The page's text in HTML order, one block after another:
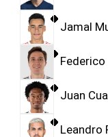
Jamal
Federico
Juan
Leandro